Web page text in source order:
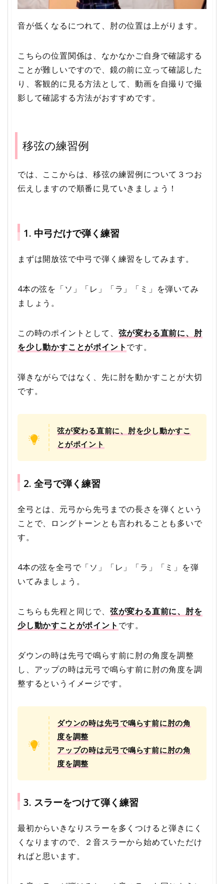
音が低くなるにつれて、肘の位置は上がります。
こちらの位置関係は、なかなかご自身で確認する
ことが難しいですので、鏡の前に立って確認した
り、客観的に見る方法として、動画を自撮りで撮
影して確認する方法がおすすめです。
移弦の練習例
では、ここからは、移弦の練習例について３つお
伝えしますので順番に見ていきましょう！
1. 中弓だけで弾く練習
まずは開放弦で中弓で弾く練習をしてみます。
4本の弦を「ソ」「レ」「ラ」「ミ」を弾いてみ
ましょう。
この時のポイントとして、 弦が変わる直前に、肘
を少し動かすことがポイントです。
弾きながらではなく、先に肘を動かすことが大切
です。
弦が変わる直前に、肘を少し動かすこ
とがポイント
2. 全弓で弾く練習
全弓とは、元弓から先弓までの長さを弾くという
ことで、ロングトーンとも言われることも多いで
す。
4本の弦を全弓で「ソ」「レ」「ラ」「ミ」を弾
いてみましょう。
こちらも先程と同じで、 弦が変わる直前に、肘を
少し動かすことがポイント です。
ダウンの時は先弓で鳴らす前に肘の角度を調整
し、アップの時は元弓で鳴らす前に肘の角度を調
整するというイメージです。
ダウンの時は先弓で鳴らす前に肘の角
度を調整
アップの時は元弓で鳴らす前に肘の角
度を調整
3. スラーをつけて弾く練習
最初からいきなりスラーを多くつけると弾きにく
くなりますので、２音スラーから始めていただけ
ればと思います。